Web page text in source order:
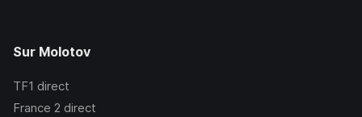
Sur Molotov
TF1 direct
France 2 direct